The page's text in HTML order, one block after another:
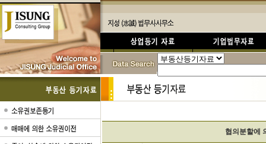
협의분할에